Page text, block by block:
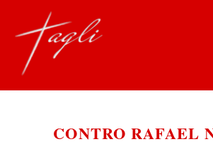
CONTRO RAFAEL